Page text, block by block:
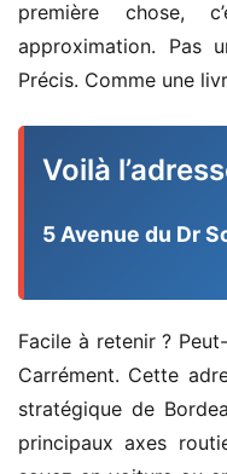
première chose,
approximation. Pas
Précis. Comme une
Voilà
5 Avenue du Dr
Facile à retenir ?
Carrément. Cette
stratégique de
principaux axes